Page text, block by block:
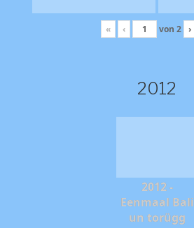
« ‹ von 2 ›
2012
2012 -
Eenmaal Bali
un torügg